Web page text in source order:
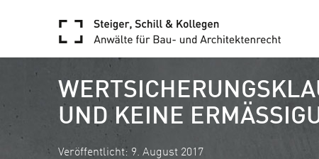
UND KEINE
Veröffentlicht: 9. August 2017